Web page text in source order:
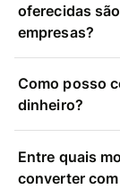
oferecidas
empresas?
Como posso
dinheiro?
Entre quais
converter